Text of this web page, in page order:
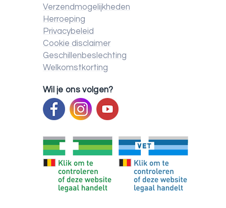
Verzendmogelijkheden
Herroeping
Privacybeleid
Cookie disclaimer
Geschillenbeslechting
Welkomstkorting
Wil je ons volgen?